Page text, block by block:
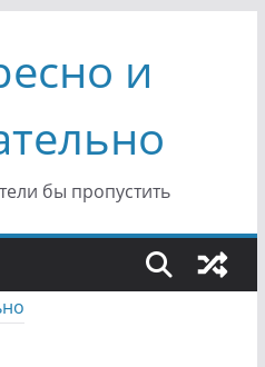
и
бы пропустить